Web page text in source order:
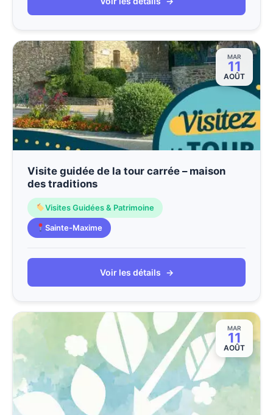
MAR
11
AOÛT
Visite guidée de la tour carrée – maison
des traditions
Visites Guidées & Patrimoine
Sainte-Maxime
Voir les détails →
MAR
11
AOÛT